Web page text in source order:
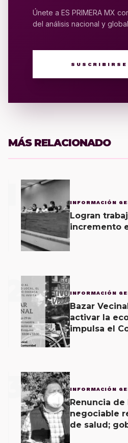
Únete a ES PRIMERA MX
del análisis nacional y
SUSCRIBIRSE
MÁS RELACIONADO
INFORMACIÓN
Logran
incremento
2 INFORMACIÓN
Bazar
activar la
impulsa el
3 INFORMACIÓN
Renuncia de
negociable
de salud;